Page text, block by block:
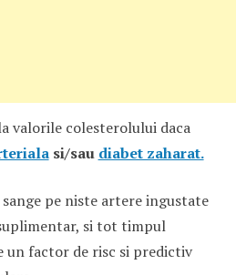
valorile colesterolului daca
si/sau diabet zaharat.
pe niste artere ingustate
si tot timpul
un factor de risc si predictiv